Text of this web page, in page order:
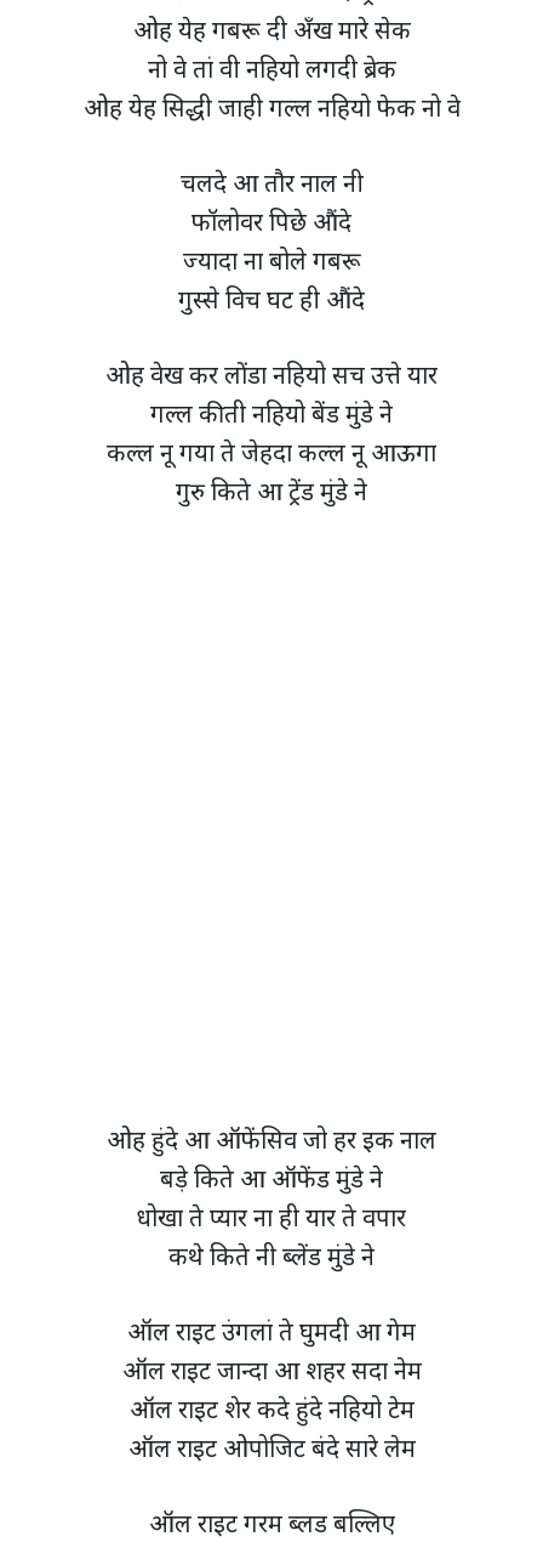
ओह येह गबरू दी अँख मारे सेक
नो वे तां वी नहियो लगदी ब्रेक
ओह येह सिद्धी जाही गल्ल नहियो फेक नो वे
चलदे आ तौर नाल नी
फॉलोवर पिछे औंदे
ज्यादा ना बोले गबरू
गुस्से विच घट ही औंदे
ओह वेख कर लोंडा नहियो सच उत्ते यार
गल्ल कीती नहियो बेंड मुंडे ने
कल्ल नू गया ते जेहदा कल्ल नू आऊगा
गुरु किते आ ट्रेंड मुंडे ने
ओह हुंदे आ ऑफेंसिव जो हर इक नाल
बड़े किते आ ऑफेंड मुंडे ने
धोखा ते प्यार ना ही यार ते वपार
कथे किते नी ब्लेंड मुंडे ने
ऑल राइट उंगलां ते घुमदी आ गेम
ऑल राइट जान्दा आ शहर सदा नेम
ऑल राइट शेर कदे हुंदे नहियो टेम
ऑल राइट ओपोजिट बंदे सारे लेम
ऑल राइट गरम ब्लड बल्लिए